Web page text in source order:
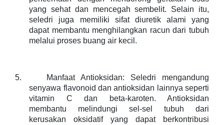
yang sehat dan mencegah sembelit. Selain itu,
seledri juga memiliki sifat diuretik alami yang
dapat membantu menghilangkan racun dari tubuh
melalui proses buang air kecil.
5.
Manfaat Antioksidan: Seledri mengandung
senyawa flavonoid dan antioksidan lainnya seperti
vitamin C dan beta-karoten. Antioksidan
membantu melindungi sel-sel tubuh dari
kerusakan oksidatif yang dapat berkontribusi